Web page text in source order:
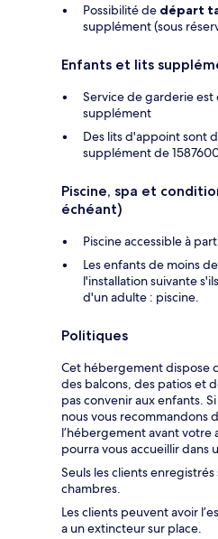
Possibilité de départ
supplément (sous
Enfants et lits
Service de garderie
supplément
Des lits d'appoint sont
supplément de
Piscine, spa et
échéant)
Piscine accessible à
Les enfants de moins
l'installation suivante
d'un adulte : piscine.
Politiques
Cet hébergement dispose
des balcons, des patios et
pas convenir aux enfants.
nous vous recommandons
l’hébergement avant votre
pourra vous accueillir dans
Seuls les clients
chambres.
Les clients peuvent avoir
a un extincteur sur place.